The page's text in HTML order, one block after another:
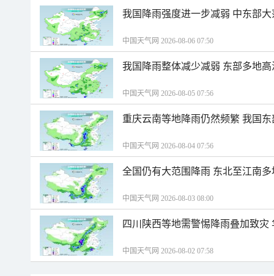
我国降雨强度进一步减弱 中东部
中国天气网 2026-08-06 07:50
我国降雨整体减少减弱 东部多地
中国天气网 2026-08-05 07:56
重庆云南等地降雨仍然频繁 我国
中国天气网 2026-08-04 07:56
全国仍有大范围降雨 东北至江南
中国天气网 2026-08-03 08:00
四川陕西等地需警惕降雨叠加致
中国天气网 2026-08-02 07:58